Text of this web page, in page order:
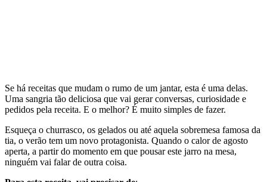
Se há receitas que mudam o rumo de um jantar, esta é uma delas.
Uma sangria tão deliciosa que vai gerar conversas, curiosidade e
pedidos pela receita. E o melhor? É muito simples de fazer.
Esqueça o churrasco, os gelados ou até aquela sobremesa famosa da
tia, o verão tem um novo protagonista. Quando o calor de agosto
aperta, a partir do momento em que pousar este jarro na mesa,
ninguém vai falar de outra coisa.